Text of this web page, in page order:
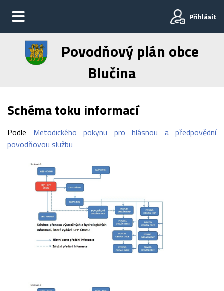
Přihlásit
Povodňový plán obce
Blučina
Schéma toku informací
Podle Metodického pokynu pro hlásnou a předpovědní
povodňovou službu